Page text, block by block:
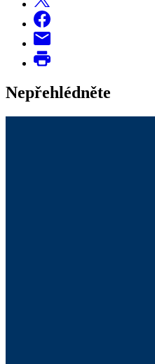
Nepřehlédněte